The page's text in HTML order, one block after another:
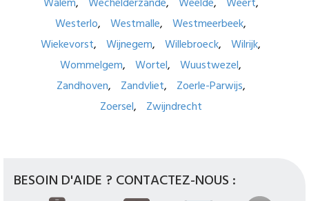
Westerlo
Westmalle
Westmeerbeek
Wiekevorst
Wijnegem Willebroeck
Wilrijk
Wommelgem
Wortel
Wuustwezel
Zandhoven
Zandvliet
Zoerle-Parwijs
Zoersel
Zwijndrecht
BESOIN D'AIDE ? CONTACTEZ-NOUS :